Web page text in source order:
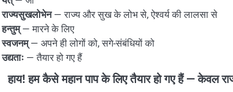
राज्यसुखलोभेन— राज्य और सुख के लोभ से, ऐश्वर्य की लालसा से
हन्तुम्— मारने के लिए
स्वजनम्— अपने ही लोगों को, सगे-संबंधियों को
उद्यताः— तैयार हो गए हैं
हाय! हम कैसे महान पाप के लिए तैयार हो गए हैं — केवल